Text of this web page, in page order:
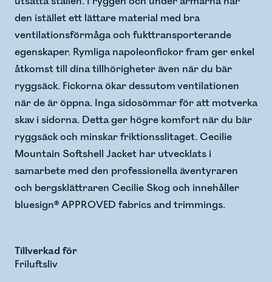
den istället ett lättare material med bra
ventilationsförmåga och fukttransporterande
egenskaper. Rymliga napoleonfickor fram ger enkel
åtkomst till dina tillhörigheter även när du bär
ryggsäck. Fickorna ökar dessutom ventilationen
när de är öppna. Inga sidosömmar för att motverka
skav i sidorna. Detta ger högre komfort när du bär
ryggsäck och minskar friktionsslitaget. Cecilie
Mountain Softshell Jacket har utvecklats i
samarbete med den professionella äventyraren
och bergsklättraren Cecilie Skog och innehåller
bluesign® APPROVED fabrics and trimmings.
Tillverkad för
Friluftsliv